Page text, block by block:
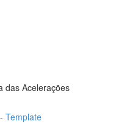
das Acelerações
Template